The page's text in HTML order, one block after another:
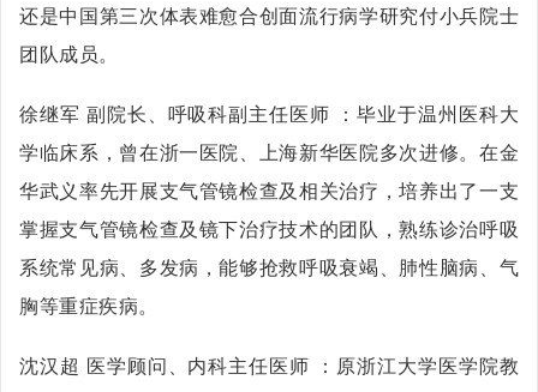
还是中国第三次体表难愈合创面流行病学研究付小兵院士
团队成员。
徐继军 副院长、呼吸科副主任医师 ：毕业于温州医科大
学临床系，曾在浙一医院、上海新华医院多次进修。在金
华武义率先开展支气管镜检查及相关治疗，培养出了一支
掌握支气管镜检查及镜下治疗技术的团队，熟练诊治呼吸
系统常见病、多发病，能够抢救呼吸衰竭、肺性脑病、气
胸等重症疾病。
沈汉超 医学顾问、内科主任医师 ：原浙江大学医学院教